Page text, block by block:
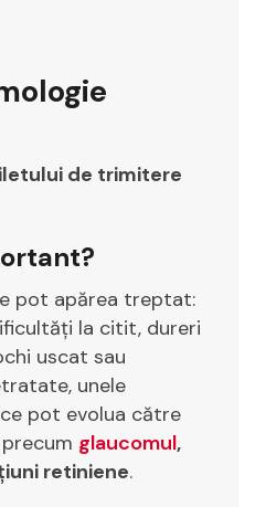
de trimitere
pot apărea treptat:
la citit, dureri
uscat sau
unele
pot evolua către
glaucomul,
retiniene.